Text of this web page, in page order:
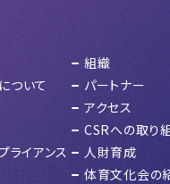
ついて
ライアンス
組織
パートナー
アクセス
CSRへの取り
人財育成
体育文化会の